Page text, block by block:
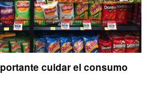
cuidar el consumo